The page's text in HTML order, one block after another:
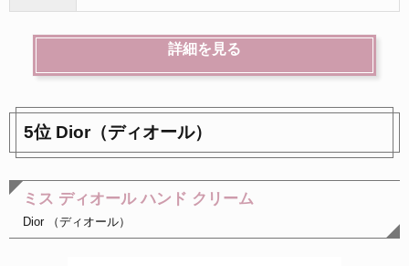
詳細を見る
5位 Dior（ディオール）
ミス ディオール ハンド クリーム
Dior （ディオール）